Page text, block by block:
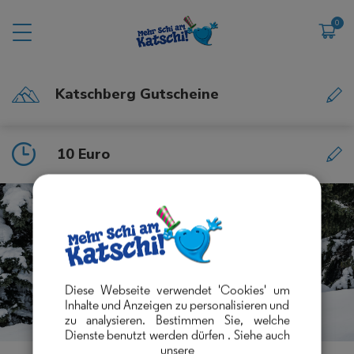
Diese Webseite verwendet 'Cookies' um
Inhalte und Anzeigen zu personalisieren und
zu analysieren. Bestimmen Sie, welche
Dienste benutzt werden dürfen . Siehe auch
unsere
Katschberg Gutscheine
10 Euro